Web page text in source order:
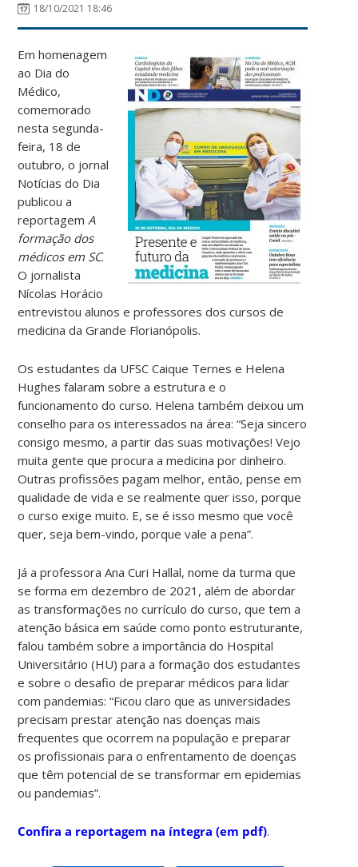
18/10/2021 18:46
Em homenagem
ao Dia do
Médico,
comemorado
nesta segunda-
feira, 18 de
outubro,o jornal
Notícias do Dia
publicou a
reportagem A
formação dos
médicos em SC.
O jornalista
Nícolas Horácio
entrevistou alunos e professores dos cursos de
medicina da Grande Florianópolis.
Os estudantes da UFSC Caique Ternes e Helena
Hughes falaram sobre a estrutura e o
funcionamento do curso. Helena também deixou um
conselho para os interessados na área: “Seja sincero
consigo mesmo, a partir das suas motivações! Vejo
muita gente que procura a medicina por dinheiro.
Outras profissões pagam melhor, então, pense em
qualidade de vida e se realmente quer isso, porque
o curso exige muito. E, se é isso mesmo que você
quer, seja bem-vindo, porque vale a pena”.
Já a professora Ana Curi Hallal, nome da turma que
se forma em dezembro de 2021, além de abordar
as transformações no currículo do curso, que tem a
atenção básica em saúde como ponto estruturante,
falou também sobre a importância do Hospital
Universitário (HU) para a formação dos estudantes
e sobre o desafio de preparar médicos para lidar
com pandemias: “Ficou claro que as universidades
precisam prestar atenção nas doenças mais
frequentes que ocorrem na população e preparar
os profissionais para o enfrentamento de doenças
que têm potencial de se transformar em epidemias
ou pandemias”.
Confira a reportagem na íntegra (em pdf).